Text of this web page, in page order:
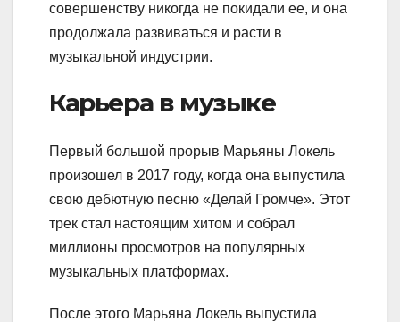
совершенству никогда не покидали ее, и она
продолжала развиваться и расти в
музыкальной индустрии.
Карьера в музыке
Первый большой прорыв Марьяны Локель
произошел в 2017 году, когда она выпустила
свою дебютную песню «Делай Громче». Этот
трек стал настоящим хитом и собрал
миллионы просмотров на популярных
музыкальных платформах.
После этого Марьяна Локель выпустила